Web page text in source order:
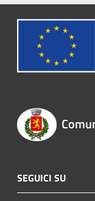
SEGUICI SU